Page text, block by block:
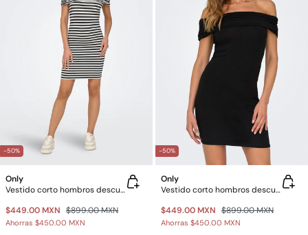
-50%
Only
Vestido corto hombros descubiertos
$449.00 MXN $899.00 MXN
Ahorras $450.00 MXN
-50%
Only
Vestido corto hombros descubiertos
$449.00 MXN $899.00 MXN
Ahorras $450.00 MXN